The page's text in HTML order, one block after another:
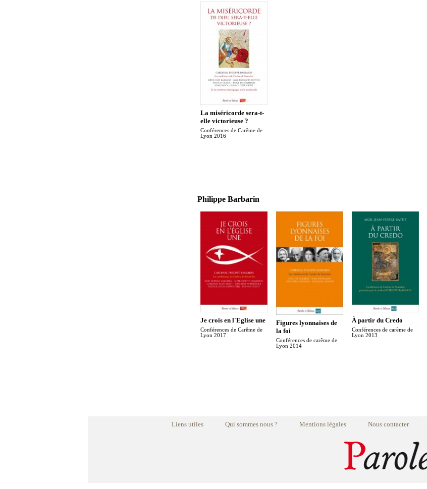
La miséricorde sera-t-
elle victorieuse ?
Conférences de Carême de
Lyon 2016
Philippe Barbarin
Je crois en l'Eglise une
Conférences de Carême de
Lyon 2017
Figures lyonnaises de
la foi
Conférences de carême de
Lyon 2014
À partir du Credo
Conférences de carême de
Lyon 2013
Liens utiles Qui sommes nous ? Mentions légales Nous contacter